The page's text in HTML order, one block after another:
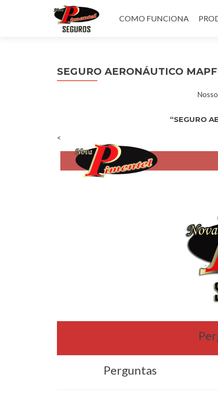
para
COMO FUNCIONA
SEGURO AERONÁUTICO
“SEGURO
<
Perguntas